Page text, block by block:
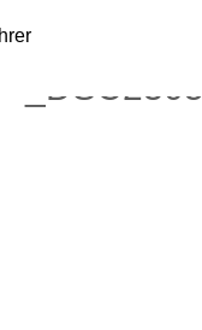
_DSC2305